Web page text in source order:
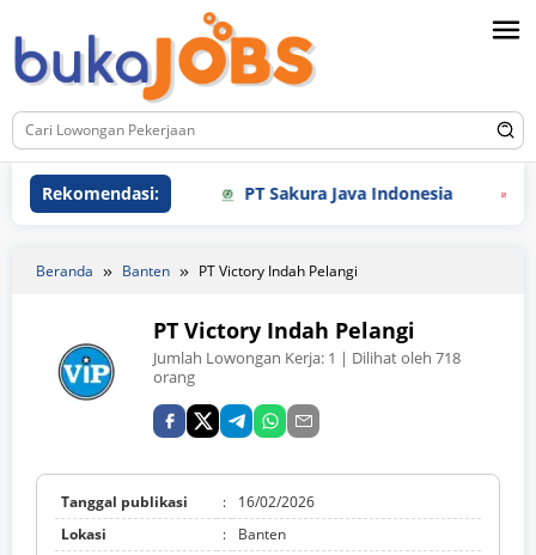
ke
konten
Rekomendasi: PT Sakura Java Indonesia PT
Beranda Banten PT Victory Indah Pelangi
PT Victory Indah Pelangi
Jumlah Lowongan Kerja: 1 | Dilihat oleh 718
orang
Tanggal publikasi :
16/02/2026
Lokasi
:
Banten